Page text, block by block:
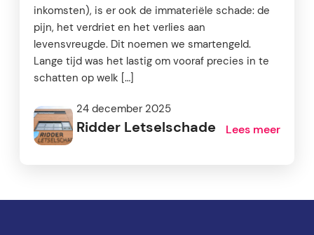
inkomsten), is er ook de immateriële schade: de
pijn, het verdriet en het verlies aan
levensvreugde. Dit noemen we smartengeld.
Lange tijd was het lastig om vooraf precies in te
schatten op welk […]
24 december 2025
Ridder Letselschade Lees meer